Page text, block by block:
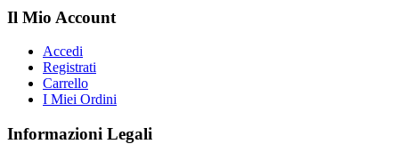
Il Mio Account
Accedi
Registrati
Carrello
I Miei Ordini
Informazioni Legali